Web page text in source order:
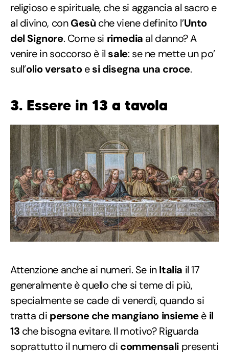
religioso e spirituale, che si aggancia al sacro e
al divino, conGesù che viene definito l’Unto
del Signore. Come si rimedia al danno? A
venire in soccorso è il sale: se ne mette un po’
sull’olio versatoesi disegna una croce.
3. Essere in 13 a tavola
Attenzione anche ai numeri. Se inItalia il 17
generalmente è quello che si teme di più,
specialmente se cade di venerdì, quando si
tratta di persone che mangiano insiemeè il
13 che bisogna evitare. Il motivo? Riguarda
soprattutto il numero di commensali presenti